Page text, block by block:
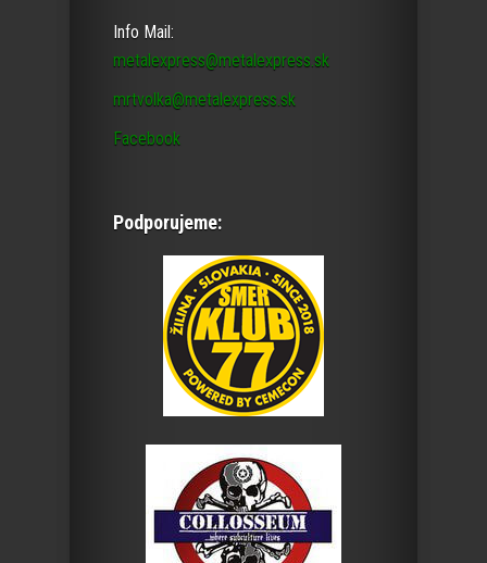
Info Mail:
metalexpress@metalexpress.sk
mrtvolka@metalexpress.sk
Facebook
Podporujeme: